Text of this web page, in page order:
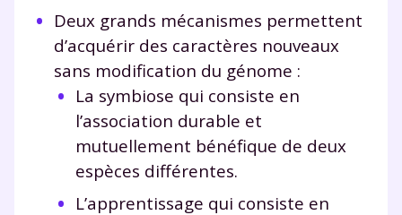
Deux grands mécanismes permettent
d’acquérir des caractères nouveaux
sans modification du génome :
La symbiose qui consiste en
l’association durable et
mutuellement bénéfique de deux
espèces différentes.
L’apprentissage qui consiste en